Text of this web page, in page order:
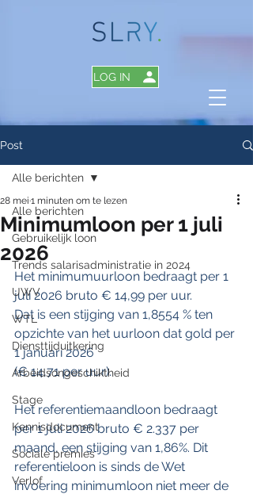
LOG IN
Post
Alle berichten
Gebruikelijk loon
Trends salarisadministratie in 2024
UWV
WTL
Diensttijduitkering
Arbeidsongeschiktheid
Stage
Kennisdocument
Sociale premies
Verlof
Alle berichten
Minimumloon per 1 juli
2026
28 mei 1 minuten om te lezen
Het minimumuurloon bedraagt per 1
juli 2026 bruto € 14,99 per uur.
Dat is een stijging van 1,8554 % ten
opzichte van het uurloon dat gold per
1 januari 2026
(€ 14,71 per uur).
Het referentiemaandloon bedraagt
per 1 juli 2026 bruto € 2.337 per
maand, een stijging van 1,86%. Dit
referentieloon is sinds de Wet
invoering minimumloon niet meer de